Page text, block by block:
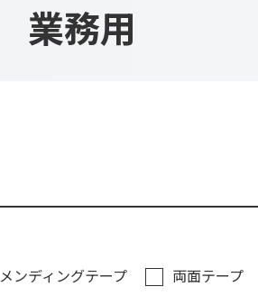
業務用
メンディングテープ 両面テープ